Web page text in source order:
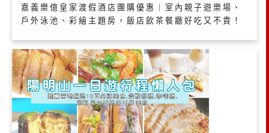
嘉義樂億皇家渡假酒店團購優惠｜室內親子遊樂場、
戶外泳池、彩繪主題房，飯店飲茶餐廳好吃又不貴！